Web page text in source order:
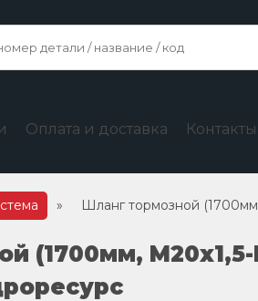
Оплата и доставка Контакты
» Шланг тормозной
(1700мм,